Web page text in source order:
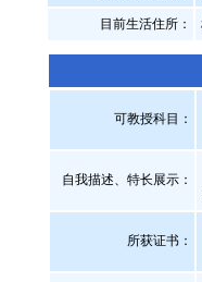
目前生活住所：
可教授科目：
自我描述、特长展示 ：
所获证书 ：